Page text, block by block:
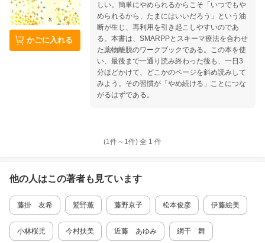
かごに入れる
しい。簡単にやめられるからこそ「いつでもや
められるから、たまにはいいだろう」という油
断が生じ、再利用を引き起こしやすいのであ
る。本書は、SMARPPとスキーマ療法を合わせ
た薬物離脱のワークブックである。この本を使
い、最後まで一通り読み終わった後も、一日3
分ほどかけて、どこかのページを斜め読みして
みよう。その習慣が「やめ続ける」ことにつな
がるはずである。
(1件～ 1件) 全 1 件
他の人はこの著者も見ています
藤掛 友希 鷲野薫 藤野京子 松本俊彦 伊藤絵美
小林桜児 今村扶美 近藤 あゆみ 網干 舞